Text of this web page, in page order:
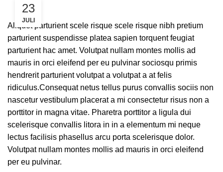
23
JULI
Aliquet parturient scele risque scele risque nibh pretium
parturient suspendisse platea sapien torquent feugiat
parturient hac amet. Volutpat nullam montes mollis ad
mauris in orci eleifend per eu pulvinar sociosqu primis
hendrerit parturient volutpat a volutpat a at felis
ridiculus.Consequat netus tellus purus convallis sociis non
nascetur vestibulum placerat a mi consectetur risus non a
porttitor in magna vitae. Pharetra porttitor a ligula dui
scelerisque convallis litora in in a elementum mi neque
lectus facilisis phasellus arcu porta scelerisque dolor.
Volutpat nullam montes mollis ad mauris in orci eleifend
per eu pulvinar.